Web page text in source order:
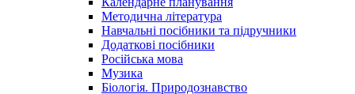
Методична література
Навчальні посібники та підручники
Додаткові посібники
Російська мова
Музика
Біологія. Природознавство